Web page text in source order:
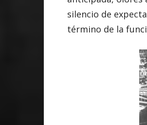
silencio de
término de la